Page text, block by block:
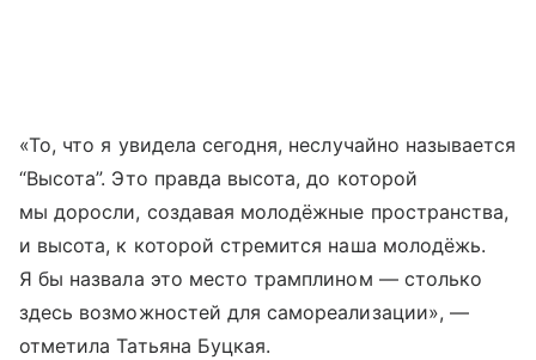
«То, что я увидела сегодня, неслучайно называется
“Высота”. Это правда высота, до которой
мы доросли, создавая молодёжные пространства,
и высота, к которой стремится наша молодёжь.
Я бы назвала это место трамплином — столько
здесь возможностей для самореализации», —
отметила Татьяна Буцкая.